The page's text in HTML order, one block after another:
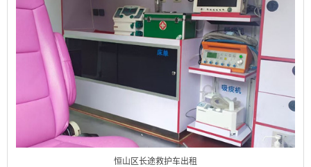
恒山区长途救护车出租